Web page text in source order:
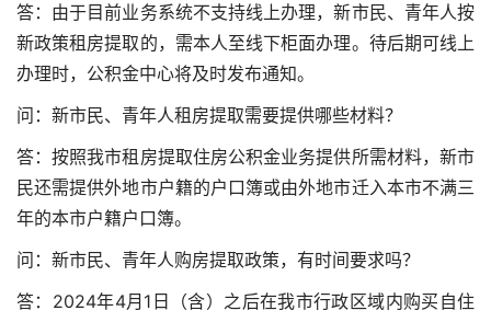
答：由于目前业务系统不支持线上办理，新市民、青年人按
新政策租房提取的，需本人至线下柜面办理。待后期可线上
办理时，公积金中心将及时发布通知。
问：新市民、青年人租房提取需要提供哪些材料？
答：按照我市租房提取住房公积金业务提供所需材料，新市
民还需提供外地市户籍的户口簿或由外地市迁入本市不满三
年的本市户籍户口簿。
问：新市民、青年人购房提取政策，有时间要求吗？
答：2024年4月1日（含）之后在我市行政区域内购买自住